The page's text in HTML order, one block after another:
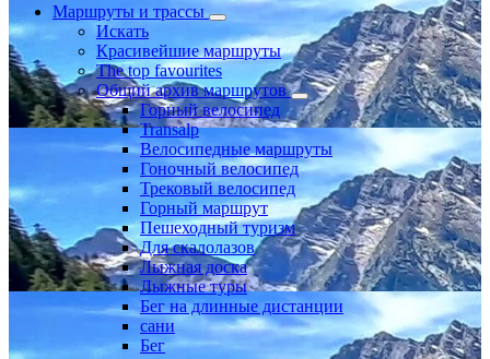
Маршруты и трассы
Искать
Красивейшие маршруты
The top favourites
Общий архив маршрутов
Горный велосипед
Transalp
Велосипедные маршруты
Гоночный велосипед
Трековый велосипед
Горный маршрут
Пешеходный туризм
Для скалолазов
Лыжная доска
Лыжные туры
Бег на длинные дистанции
сани
Бег